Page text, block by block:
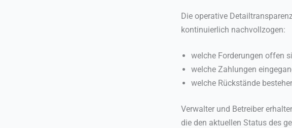
Die operative
kontinuierlich nachvollzogen:
welche Forderungen offen
welche Zahlungen
welche Rückstände
Verwalter und Betreiber
die den aktuellen Status des